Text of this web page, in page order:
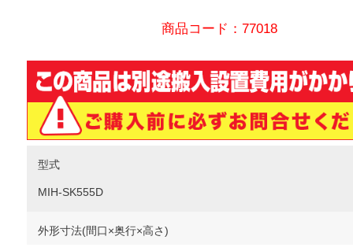
商品コード：77018
型式
MIH-SK555D
外形寸法(間口×奥行×高さ)